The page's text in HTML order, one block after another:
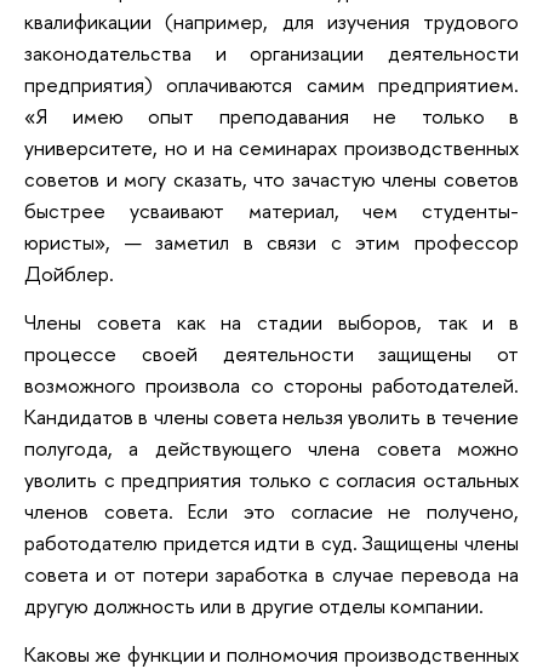
квалификации (например, для изучения трудового
законодательства и организации деятельности
предприятия) оплачиваются самим предприятием.
«Я имею опыт преподавания не только в
университете, но и на семинарах производственных
советов и могу сказать, что зачастую члены советов
быстрее усваивают материал, чем студенты-
юристы», — заметил в связи с этим профессор
Дойблер.
Члены совета как на стадии выборов, так и в
процессе своей деятельности защищены от
возможного произвола со стороны работодателей.
Кандидатов в члены совета нельзя уволить в течение
полугода, а действующего члена совета можно
уволить с предприятия только с согласия остальных
членов совета. Если это согласие не получено,
работодателю придется идти в суд. Защищены члены
совета и от потери заработка в случае перевода на
другую должность или в другие отделы компании.
Каковы же функции и полномочия производственных